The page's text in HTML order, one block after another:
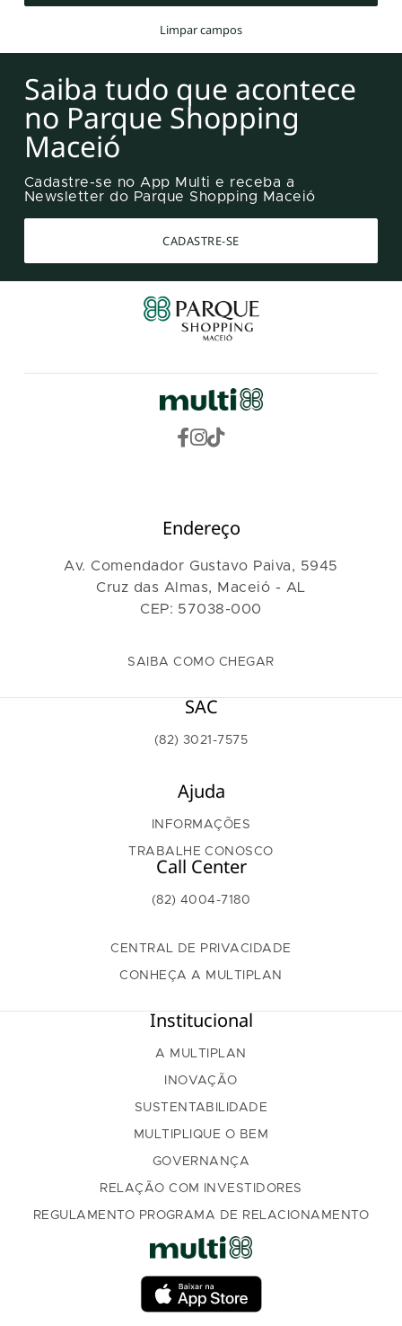
Limpar campos
Saiba tudo que acontece
no Parque Shopping
Maceió
Cadastre-se no App Multi e receba a
Newsletter do Parque Shopping Maceió
CADASTRE-SE
Endereço
Av. Comendador Gustavo Paiva, 5945
Cruz das Almas, Maceió - AL
CEP: 57038-000
SAIBA COMO CHEGAR
SAC
(82) 3021-7575
Ajuda
INFORMAÇÕES
TRABALHE CONOSCO
Call Center
(82) 4004-7180
CENTRAL DE PRIVACIDADE
CONHEÇA A MULTIPLAN
Institucional
A MULTIPLAN
INOVAÇÃO
SUSTENTABILIDADE
MULTIPLIQUE O BEM
GOVERNANÇA
RELAÇÃO COM INVESTIDORES
REGULAMENTO PROGRAMA DE RELACIONAMENTO